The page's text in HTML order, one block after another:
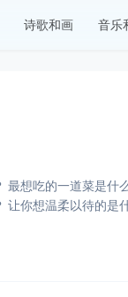
诗歌和画 音乐